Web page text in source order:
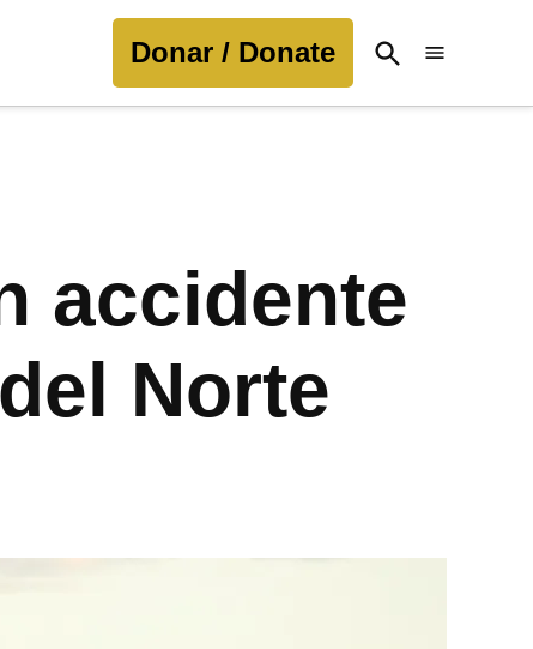
Donar / Donate
Open
Search
accidente
Norte